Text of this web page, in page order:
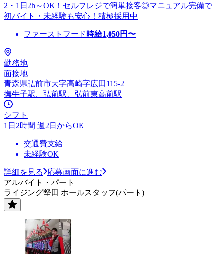
2・1日2h～OK！セルフレジで簡単接客◎マニュアル完備で
初バイト・未経験も安心！積極採用中
ファーストフード 時給1,050円〜
勤務地
面接地
青森県弘前市大字高崎字広田115-2
撫牛子駅、弘前駅、弘前東高前駅
シフト
1日2時間 週2日からOK
交通費支給
未経験OK
詳細を見る
応募画面に進む
アルバイト・パート
ライジング堅田 ホールスタッフ(パート)